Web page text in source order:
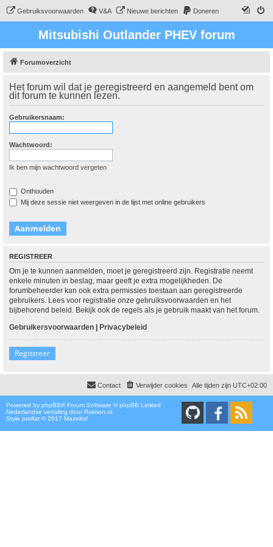
Gebruiksvoorwaarden V&A Nieuwe berichten Doneren
Mitsubishi Outlander PHEV forum
Forumoverzicht
Het forum wil dat je geregistreerd en aangemeld bent om
dit forum te kunnen lezen.
Gebruikersnaam:
Wachtwoord:
Ik ben mijn wachtwoord vergeten
Onthouden
Mij deze sessie niet weergeven in de lijst met online gebruikers
REGISTREER
Om je te kunnen aanmelden, moet je geregistreerd zijn. Registratie neemt
enkele minuten in beslag, maar geeft je extra mogelijkheden. De
forumbeheerder kan ook extra permissies toestaan aan geregistreerde
gebruikers. Lees voor registratie onze gebruiksvoorwaarden en het
bijbehorend beleid. Bekijk ook de regels als je gebruik maakt van het forum.
Gebruikersvoorwaarden | Privacybeleid
Registreer
Alle tijden zijn UTC+02:00
Verwijder cookies
Contact
Powered by phpBB® Forum Software © phpBB Limited
Nederlandse vertaling door Raimon.nl
Style proflat © 2017 Mazeltof